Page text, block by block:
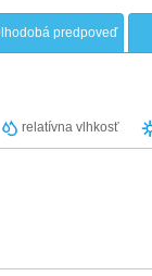
predpoveď
relatívna vlhkosť